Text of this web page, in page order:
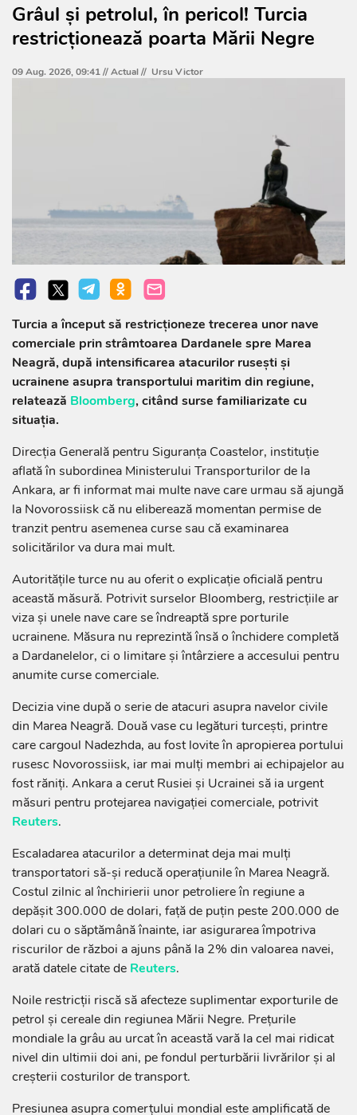
Grâul și petrolul, în pericol! Turcia
restricționează poarta Mării Negre
09 Aug. 2026, 09:41 //Actual// Ursu Victor
Turcia a început să restricționeze trecerea unor nave
comerciale prin strâmtoarea Dardanele spre Marea
Neagră, după intensificarea atacurilor rusești și
ucrainene asupra transportului maritim din regiune,
relatează Bloomberg, citând surse familiarizate cu
situația.
Direcția Generală pentru Siguranța Coastelor, instituție
aflată în subordinea Ministerului Transporturilor de la
Ankara, ar fi informat mai multe nave care urmau să ajungă
la Novorossiisk că nu eliberează momentan permise de
tranzit pentru asemenea curse sau că examinarea
solicitărilor va dura mai mult.
Autoritățile turce nu au oferit o explicație oficială pentru
această măsură. Potrivit surselor Bloomberg, restricțiile ar
viza și unele nave care se îndreaptă spre porturile
ucrainene. Măsura nu reprezintă însă o închidere completă
a Dardanelelor, ci o limitare și întârziere a accesului pentru
anumite curse comerciale.
Decizia vine după o serie de atacuri asupra navelor civile
din Marea Neagră. Două vase cu legături turcești, printre
care cargoul Nadezhda, au fost lovite în apropierea portului
rusesc Novorossiisk, iar mai mulți membri ai echipajelor au
fost răniți. Ankara a cerut Rusiei și Ucrainei să ia urgent
măsuri pentru protejarea navigației comerciale, potrivit
Reuters.
Escaladarea atacurilor a determinat deja mai mulți
transportatori să-și reducă operațiunile în Marea Neagră.
Costul zilnic al închirierii unor petroliere în regiune a
depășit 300.000 de dolari, față de puțin peste 200.000 de
dolari cu o săptămână înainte, iar asigurarea împotriva
riscurilor de război a ajuns până la 2% din valoarea navei,
arată datele citate de Reuters.
Noile restricții riscă să afecteze suplimentar exporturile de
petrol și cereale din regiunea Mării Negre. Prețurile
mondiale la grâu au urcat în această vară la cel mai ridicat
nivel din ultimii doi ani, pe fondul perturbării livrărilor și al
creșterii costurilor de transport.
Presiunea asupra comerțului mondial este amplificată de